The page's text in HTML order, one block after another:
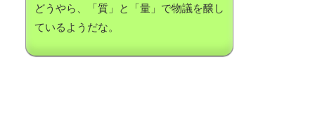
どうやら、「質」と「量」で物議を醸し
ているようだな。